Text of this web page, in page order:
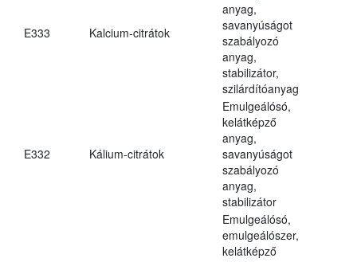
E333 Kalcium-citrátok
anyag,
savanyúságot
szabályozó
anyag,
stabilizátor,
szilárdítóanyag
E332 Kálium-citrátok
Emulgeálósó,
kelátképző
anyag,
savanyúságot
szabályozó
anyag,
stabilizátor
Emulgeálósó,
emulgeálószer,
kelátképző